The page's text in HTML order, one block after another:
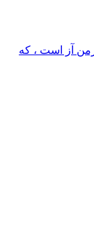
آز است ، که